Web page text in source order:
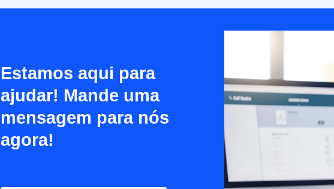
Estamos aqui para
ajudar! Mande uma
mensagem para nós
agora!